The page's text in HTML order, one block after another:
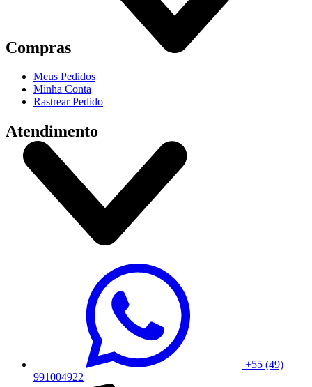
Compras
Meus Pedidos
Minha Conta
Rastrear Pedido
Atendimento
+55 (49)
991004922